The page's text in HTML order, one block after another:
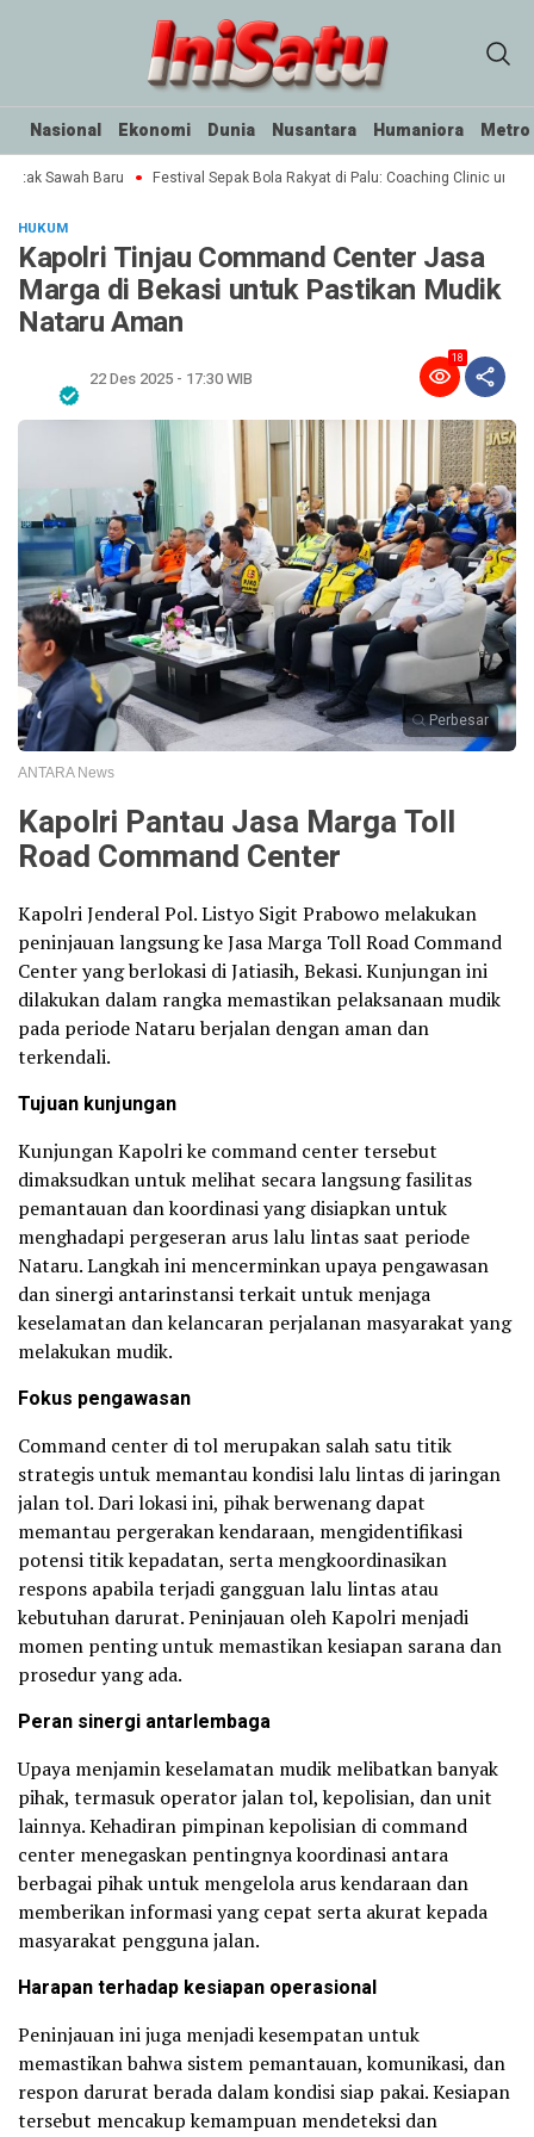
Nasional Ekonomi Dunia Nusantara Humaniora Metro
Sawah Baru Festival Sepak Bola Rakyat di Palu: Coaching Clinic untuk
HUKUM
Kapolri Tinjau Command Center Jasa
Marga di Bekasi untuk Pastikan Mudik
Nataru Aman
22 Des 2025 - 17:30 WIB
18
Perbesar
ANTARA News
Kapolri Pantau Jasa Marga Toll
Road Command Center
Kapolri Jenderal Pol. Listyo Sigit Prabowo melakukan
peninjauan langsung ke Jasa Marga Toll Road Command
Center yang berlokasi di Jatiasih, Bekasi. Kunjungan ini
dilakukan dalam rangka memastikan pelaksanaan mudik
pada periode Nataru berjalan dengan aman dan
terkendali.
Tujuan kunjungan
Kunjungan Kapolri ke command center tersebut
dimaksudkan untuk melihat secara langsung fasilitas
pemantauan dan koordinasi yang disiapkan untuk
menghadapi pergeseran arus lalu lintas saat periode
Nataru. Langkah ini mencerminkan upaya pengawasan
dan sinergi antarinstansi terkait untuk menjaga
keselamatan dan kelancaran perjalanan masyarakat yang
melakukan mudik.
Fokus pengawasan
Command center di tol merupakan salah satu titik
strategis untuk memantau kondisi lalu lintas di jaringan
jalan tol. Dari lokasi ini, pihak berwenang dapat
memantau pergerakan kendaraan, mengidentifikasi
potensi titik kepadatan, serta mengkoordinasikan
respons apabila terjadi gangguan lalu lintas atau
kebutuhan darurat. Peninjauan oleh Kapolri menjadi
momen penting untuk memastikan kesiapan sarana dan
prosedur yang ada.
Peran sinergi antarlembaga
Upaya menjamin keselamatan mudik melibatkan banyak
pihak, termasuk operator jalan tol, kepolisian, dan unit
lainnya. Kehadiran pimpinan kepolisian di command
center menegaskan pentingnya koordinasi antara
berbagai pihak untuk mengelola arus kendaraan dan
memberikan informasi yang cepat serta akurat kepada
masyarakat pengguna jalan.
Harapan terhadap kesiapan operasional
Peninjauan ini juga menjadi kesempatan untuk
memastikan bahwa sistem pemantauan, komunikasi, dan
respon darurat berada dalam kondisi siap pakai. Kesiapan
tersebut mencakup kemampuan mendeteksi dan